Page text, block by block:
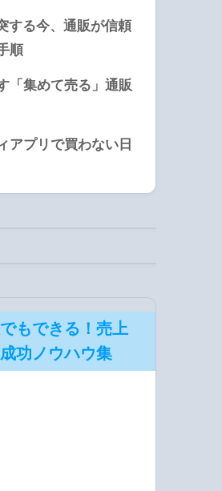
する今、通販が信頼
順
「集めて売る」通販
アプリで買わない日
もできる！売上
功ノウハウ集